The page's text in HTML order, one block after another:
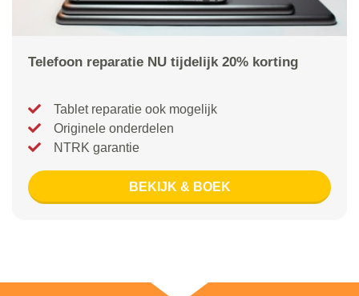
Telefoon reparatie NU tijdelijk 20% korting
Tablet reparatie ook mogelijk
Originele onderdelen
NTRK garantie
BEKIJK & BOEK